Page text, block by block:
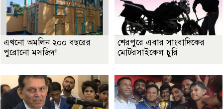
এখনো অমলিন ২০০ বছরের
পুরোনো মসজিদ!
শেরপুরে এবার সাংবাদিকের
মোটরসাইকেল চুরি